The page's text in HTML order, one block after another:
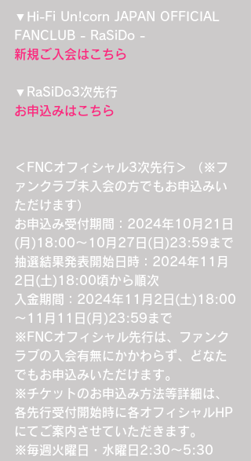
▼Hi-Fi Un!corn JAPAN OFFICIAL
FANCLUB - RaSiDo -
新規ご入会はこちら
▼RaSiDo3次先行
お申込みはこちら
＜FNCオフィシャル3次先行＞
（※フ
ァンクラブ未入会の方でもお申込みい
ただけます）
お申込み受付期間：2024年10月21日
(月)18:00～10月27日(日)23:59まで
抽選結果発表開始日時：2024年11月
2日(土)18:00頃から順次
入金期間：2024年11月2日(土)18:00
～11月11日(月)23:59まで
※FNCオフィシャル先行は、ファンク
ラブの入会有無にかかわらず、どなた
でもお申込みいただけます。
※チケットのお申込み方法等詳細は、
各先行受付開始時に各オフィシャルHP
にてご案内させていただきます。
※毎週火曜日・水曜日2:30～5:30